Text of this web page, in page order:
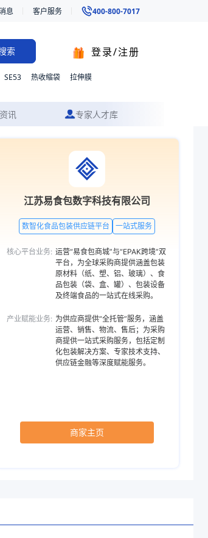
息 客户服务 400-800-7017
索 登录/注册
SE53 热收缩袋 拉伸膜
讯 专家人才库
材质、型号与功能的灵活定制，并提供从方案设
江苏易食包数字科技有限公司
数智化食品包装供应链平台 一站式服务
核心平台业务: 运营“易食包商城”与“EPAK跨境”双
平台，为全球采购商提供涵盖包装
原材料（纸、塑、铝、玻璃）、食
品包装（袋、盒、罐）、包装设备
及终端食品的一站式在线采购。
产业赋能业务: 为供应商提供“全托管”服务，涵盖
运营、销售、物流、售后；为采购
商提供一站式采购服务，包括定制
化包装解决方案、专家技术支持、
供应链金融等深度赋能服务。
商家主页